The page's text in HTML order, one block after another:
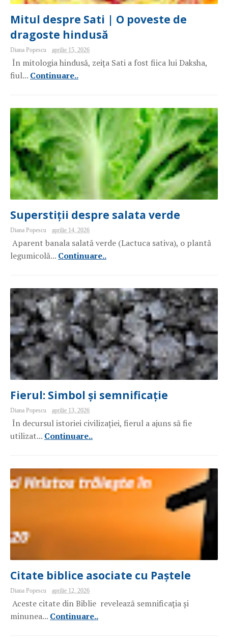
Mitul despre Sati | O poveste de
dragoste hindusă
Diana Popescu aprilie 15, 2026
În mitologia hindusă, zeița Sati a fost fiica lui Daksha,
fiul... Continuare..
Superstiții despre salata verde
Diana Popescu aprilie 14, 2026
Aparent banala salată verde (Lactuca sativa), o plantă
legumicolă... Continuare..
Fierul: Simbol și semnificație
Diana Popescu aprilie 13, 2026
În decursul istoriei civilizației, fierul a ajuns să fie
utilizat... Continuare..
Citate biblice asociate cu Paștele
Diana Popescu aprilie 12, 2026
Aceste citate din Biblie revelează semnificația și
minunea... Continuare..